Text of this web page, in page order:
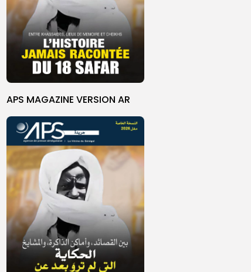
APS MAGAZINE VERSION AR